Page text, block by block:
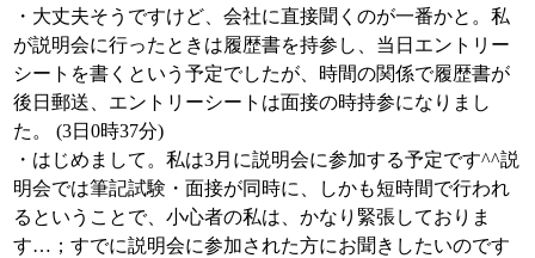
・大丈夫そうですけど、会社に直接聞くのが一番かと。私
が説明会に行ったときは履歴書を持参し、当日エントリー
シートを書くという予定でしたが、時間の関係で履歴書が
後日郵送、エントリーシートは面接の時持参になりまし
た。 (3日0時37分)
・はじめまして。私は3月に説明会に参加する予定です^^説
明会では筆記試験・面接が同時に、しかも短時間で行われ
るということで、小心者の私は、かなり緊張しておりま
す…；すでに説明会に参加された方にお聞きしたいのです